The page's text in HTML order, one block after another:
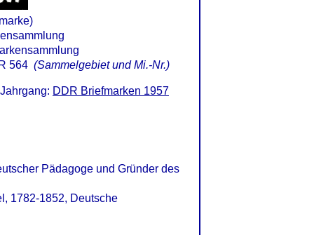
564 (Sammelgebiet und Mi.-Nr.)
DDR Briefmarken 1957
Pädagoge und Gründer des
1782-1852, Deutsche